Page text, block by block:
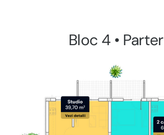
Bloc 4 • Parter